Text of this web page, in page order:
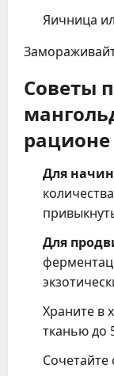
Яичница
Советы
рационе
Для
Для
Храните в
тканью до